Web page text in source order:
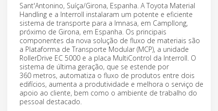
Sant'Antonino, Suíça/Girona, Espanha. A Toyota Material
Handling e a Interroll instalaram um potente e eficiente
sistema de transporte para a Imnasa, em Campllong,
próximo de Girona, em Espanha. Os principais
componentes da nova solução de fluxo de materiais são
a Plataforma de Transporte Modular (MCP), a unidade
RollerDrive EC 5000 e a placa MultiControl da Interroll. O
sistema de última geração, que se estende por
360 metros, automatiza o fluxo de produtos entre dois
edifícios, aumenta a produtividade e melhora o serviço de
apoio ao cliente, bem como o ambiente de trabalho do
pessoal destacado.